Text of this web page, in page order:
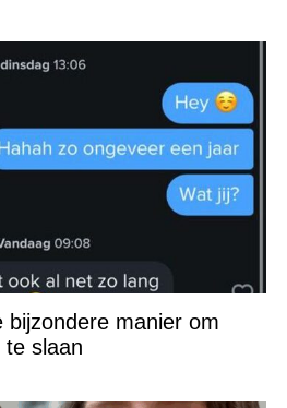
bijzondere manier om
slaan